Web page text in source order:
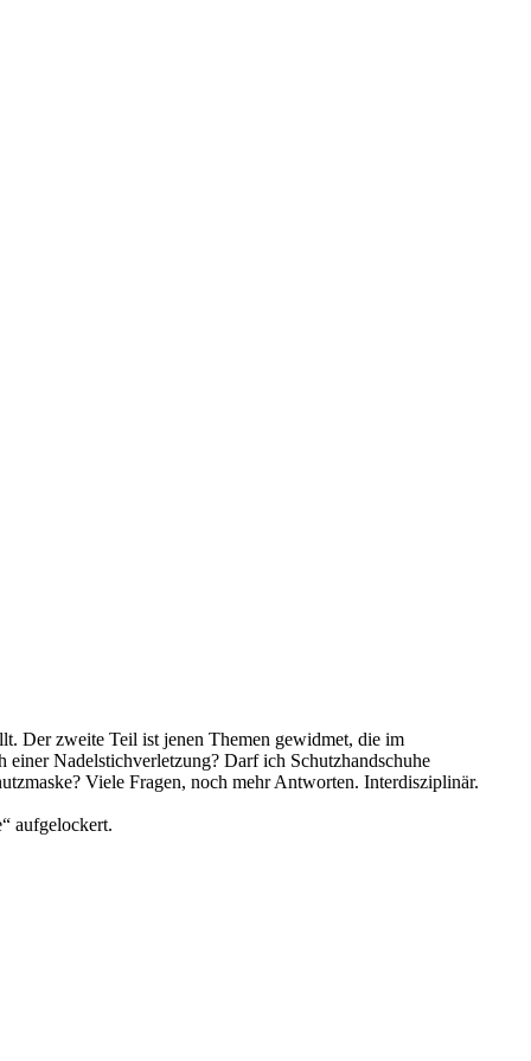
Der zweite Teil ist jenen Themen gewidmet, die im
Nadelstichverletzung? Darf ich Schutzhandschuhe
Viele Fragen, noch mehr Antworten. Interdisziplinär.
aufgelockert.